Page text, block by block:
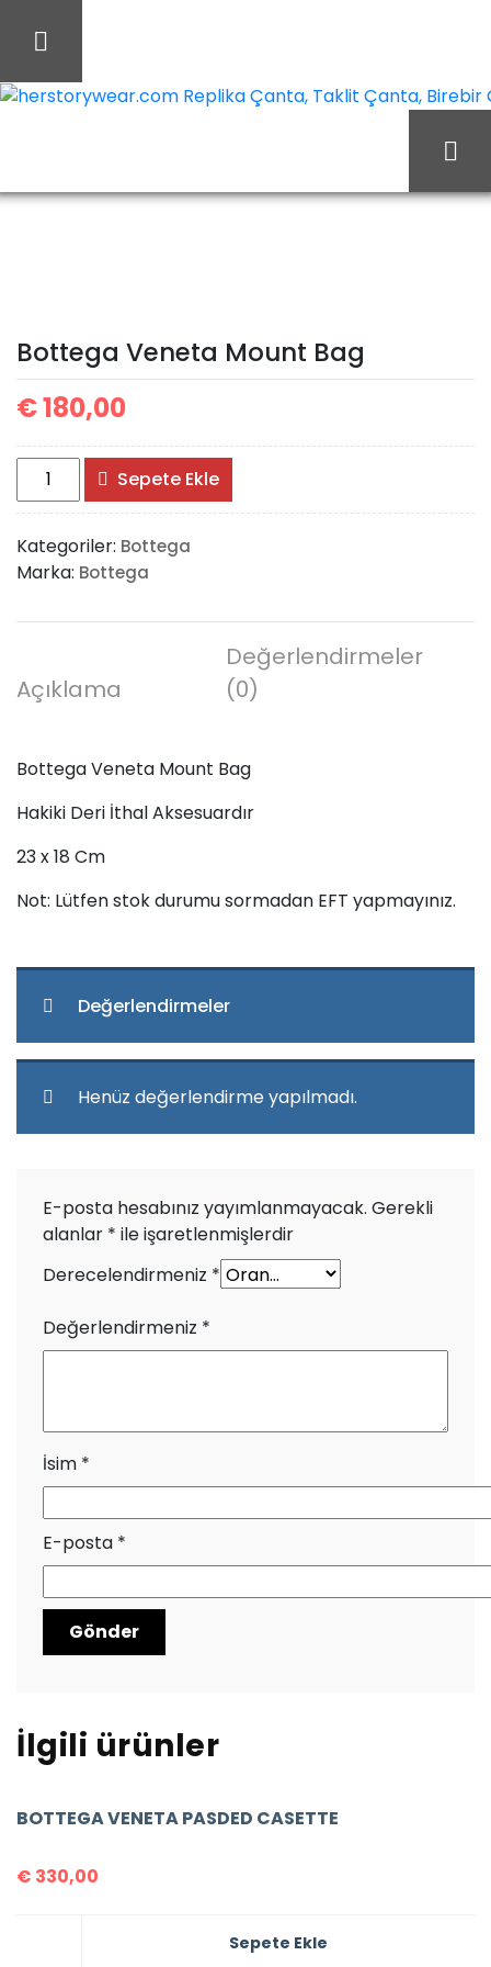
Bottega Veneta Mount Bag
€180,00
Bottega
Veneta
Mount
Bag
adet
Sepete Ekle
Kategoriler: Bottega
Marka: Bottega
Açıklama
Değerlendirmeler
(0)
Bottega Veneta Mount Bag
Hakiki Deri İthal Aksesuardır
23 x 18 Cm
Not: Lütfen stok durumu sormadan EFT yapmayınız.
Değerlendirmeler
Henüz değerlendirme yapılmadı.
E-posta hesabınız yayımlanmayacak. Gerekli
alanlar * ile işaretlenmişlerdir
Derecelendirmeniz *
Değerlendirmeniz *
İsim *
E-posta *
İlgili ürünler
BOTTEGA VENETA PASDED CASETTE
€ 330,00
Sepete Ekle